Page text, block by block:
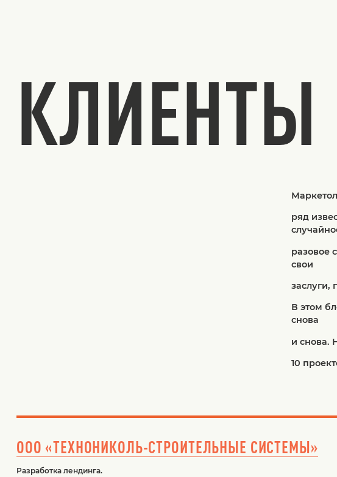
КЛИЕНТЫ
ряд
разовое
свои
заслуги,
В этом
снова
и снова.
10
ООО «ТЕХНОНИКОЛЬ-СТРОИТЕЛЬНЫЕ СИСТЕМЫ»
Разработка лендинга.